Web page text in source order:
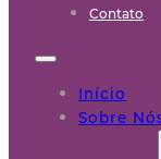
Contato
Início
Sobre